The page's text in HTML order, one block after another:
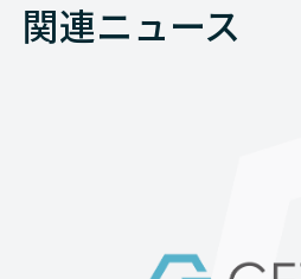
関連ニュース